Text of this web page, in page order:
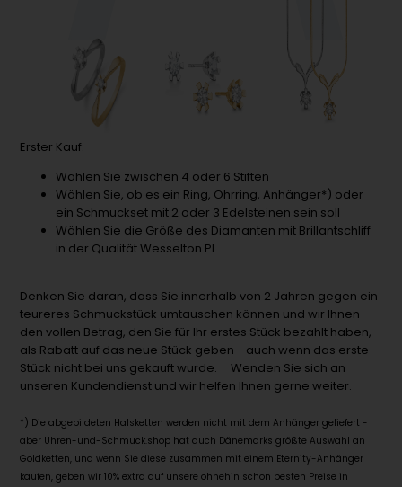
Erster Kauf:
Wählen Sie zwischen 4 oder 6 Stiften
Wählen Sie, ob es ein Ring, Ohrring, Anhänger*) oder
ein Schmuckset mit 2 oder 3 Edelsteinen sein soll
Wählen Sie die Größe des Diamanten mit Brillantschliff
in der Qualität Wesselton PI
Denken Sie daran, dass Sie innerhalb von 2 Jahren gegen ein
teureres Schmuckstück umtauschen können und wir Ihnen
den vollen Betrag, den Sie für Ihr erstes Stück bezahlt haben,
als Rabatt auf das neue Stück geben - auch wenn das erste
Stück nicht bei uns gekauft wurde. Wenden Sie sich an
unseren Kundendienst und wir helfen Ihnen gerne weiter.
*) Die abgebildeten Halsketten werden nicht mit dem Anhänger geliefert -
aber Uhren-und-Schmuck.shop hat auch Dänemarks größte Auswahl an
Goldketten, und wenn Sie diese zusammen mit einem Eternity-Anhänger
kaufen, geben wir 10% extra auf unsere ohnehin schon besten Preise in